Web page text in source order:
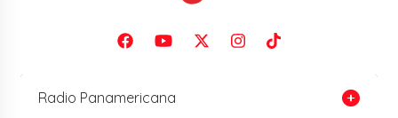
Radio Panamericana